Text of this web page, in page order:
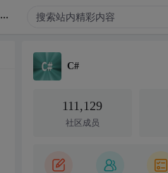
...
C#
111,129
社区成员